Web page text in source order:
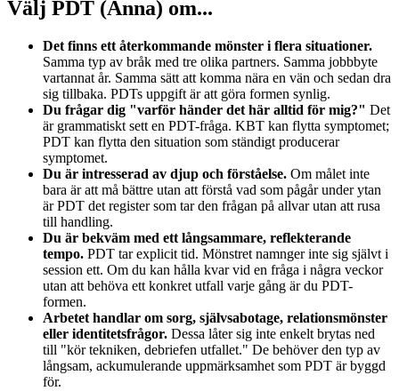
Välj PDT (Anna) om...
Det finns ett återkommande mönster i flera situationer.
Samma typ av bråk med tre olika partners. Samma jobbbyte
vartannat år. Samma sätt att komma nära en vän och sedan dra
sig tillbaka. PDTs uppgift är att göra formen synlig.
Du frågar dig "varför händer det här alltid för mig?" Det
är grammatiskt sett en PDT-fråga. KBT kan flytta symptomet;
PDT kan flytta den situation som ständigt producerar
symptomet.
Du är intresserad av djup och förståelse. Om målet inte
bara är att må bättre utan att förstå vad som pågår under ytan
är PDT det register som tar den frågan på allvar utan att rusa
till handling.
Du är bekväm med ett långsammare, reflekterande
tempo. PDT tar explicit tid. Mönstret namnger inte sig självt i
session ett. Om du kan hålla kvar vid en fråga i några veckor
utan att behöva ett konkret utfall varje gång är du PDT-
formen.
Arbetet handlar om sorg, självsabotage, relationsmönster
eller identitetsfrågor. Dessa låter sig inte enkelt brytas ned
till "kör tekniken, debriefen utfallet." De behöver den typ av
långsam, ackumulerande uppmärksamhet som PDT är byggd
för.